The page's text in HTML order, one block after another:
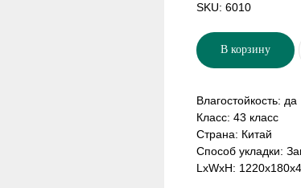
SKU: 6010
В корзину
Влагостойкость: да
Класс: 43 класс
Страна: Китай
Способ укладки:
LxWxH: